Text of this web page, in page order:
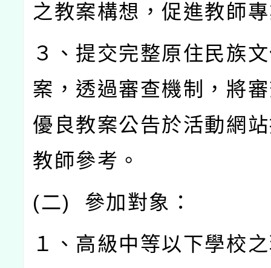
之教案構想，促進教師
３、提交完整原住民族
案，透過審查機制，將
優良教案公告於活動網
教師參考。
(二) 參加對象：
１、高級中等以下學校